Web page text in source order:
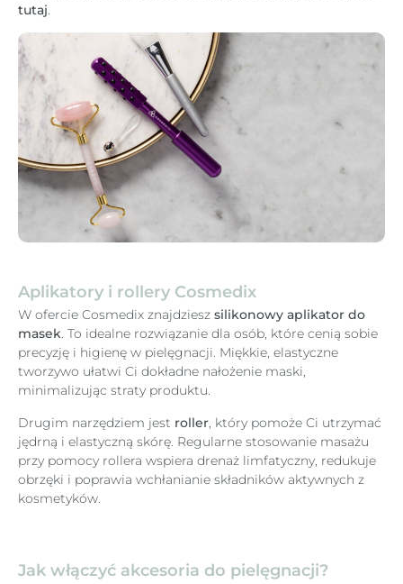
tutaj.
Aplikatory i rollery Cosmedix
W ofercie Cosmedix znajdziesz silikonowy aplikator do
masek. To idealne rozwiązanie dla osób, które cenią sobie
precyzję i higienę w pielęgnacji. Miękkie, elastyczne
tworzywo ułatwi Ci dokładne nałożenie maski,
minimalizując straty produktu.
Drugim narzędziem jest roller, który pomoże Ci utrzymać
jędrną i elastyczną skórę. Regularne stosowanie masażu
przy pomocy rollera wspiera drenaż limfatyczny, redukuje
obrzęki i poprawia wchłanianie składników aktywnych z
kosmetyków.
Jak włączyć akcesoria do pielęgnacji?